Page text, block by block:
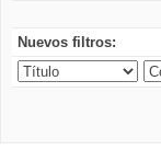
Nuevos filtros: